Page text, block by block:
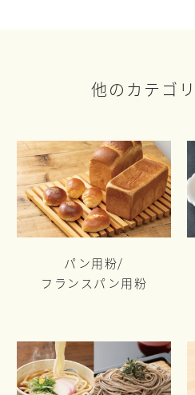
他のカテゴ
パン用粉/
フランスパン用粉